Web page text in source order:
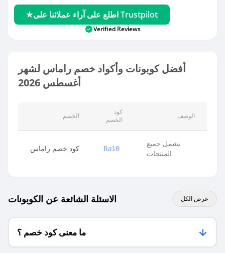
اطلع على آراء عملائنا على Trustpilot
Verified Reviews
أفضل كوبونات وأكواد خصم راماس لشهر
أغسطس 2026
الخصم
كود
الخصم
الوصف
كود خصم راماس Ra10
يشمل جميع
المنتجات
الاسئلة الشائعة عن الكوبونات عرض الكل
ما معنى كود خصم ؟